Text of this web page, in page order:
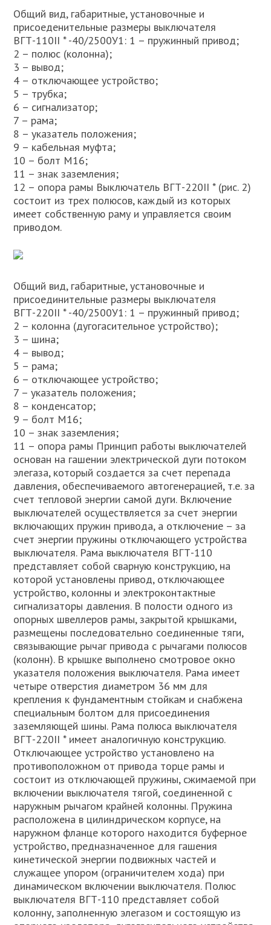
Общий вид, габаритные, установочные и
присоеденительные размеры выключателя
ВГТ-110II * -40/2500У1: 1 – пружинный привод;
2 – полюс (колонна);
3 – вывод;
4 – отключающее устройство;
5 – трубка;
6 – сигнализатор;
7 – рама;
8 – указатель положения;
9 – кабельная муфта;
10 – болт М16;
11 – знак заземления;
12 – опора рамы Выключатель ВГТ-220II * (рис. 2)
состоит из трех полюсов, каждый из которых
имеет собственную раму и управляется своим
приводом.
Общий вид, габаритные, установочные и
присоединительные размеры выключателя
ВГТ-220II * -40/2500У1: 1 – пружинный привод;
2 – колонна (дугогасительное устройство);
3 – шина;
4 – вывод;
5 – рама;
6 – отключающее устройство;
7 – указатель положения;
8 – конденсатор;
9 – болт М16;
10 – знак заземления;
11 – опора рамы Принцип работы выключателей
основан на гашении электрической дуги потоком
элегаза, который создается за счет перепада
давления, обеспечиваемого автогенерацией, т.е. за
счет тепловой энергии самой дуги. Включение
выключателей осуществляется за счет энергии
включающих пружин привода, а отключение – за
счет энергии пружины отключающего устройства
выключателя. Рама выключателя ВГТ-110
представляет собой сварную конструкцию, на
которой установлены привод, отключающее
устройство, колонны и электроконтактные
сигнализаторы давления. В полости одного из
опорных швеллеров рамы, закрытой крышками,
размещены последовательно соединенные тяги,
связывающие рычаг привода с рычагами полюсов
(колонн). В крышке выполнено смотровое окно
указателя положения выключателя. Рама имеет
четыре отверстия диаметром 36 мм для
крепления к фундаментным стойкам и снабжена
специальным болтом для присоединения
заземляющей шины. Рама полюса выключателя
ВГТ-220II * имеет аналогичную конструкцию.
Отключающее устройство установлено на
противоположном от привода торце рамы и
состоит из отключающей пружины, сжимаемой при
включении выключателя тягой, соединенной с
наружным рычагом крайней колонны. Пружина
расположена в цилиндрическом корпусе, на
наружном фланце которого находится буферное
устройство, предназначенное для гашения
кинетической энергии подвижных частей и
служащее упором (ограничителем хода) при
динамическом включении выключателя. Полюс
выключателя ВГТ-110 представляет собой
колонну, заполненную элегазом и состоящую из